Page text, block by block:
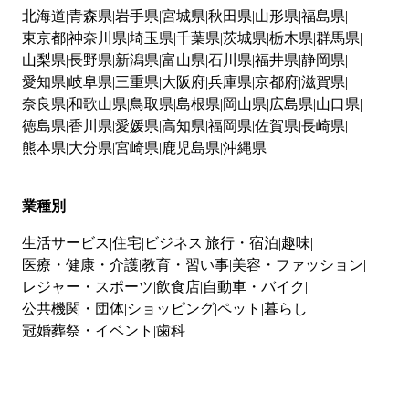
北海道 青森県 岩手県 宮城県 秋田県 山形県 福島県
東京都神奈川県 埼玉県 千葉県 茨城県 栃木県 群馬県
山梨県 長野県 新潟県 富山県 石川県 福井県 静岡県
愛知県 岐阜県 三重県 大阪府兵庫県 京都府滋賀県
奈良県 和歌山県 鳥取県 島根県 岡山県 広島県 山口県
徳島県 香川県 愛媛県 高知県 福岡県 佐賀県 長崎県
熊本県 大分県 宮崎県 鹿児島県 沖縄県
業種別
生活サービス 住宅 ビジネス 旅行・宿泊 趣味
医療・健康・介護教育・習い事 美容・ファッション
レジャー・スポーツ 飲食店 自動車・バイク
公共機関・団体 ショッピングペット 暮らし
冠婚葬祭・イベント 歯科